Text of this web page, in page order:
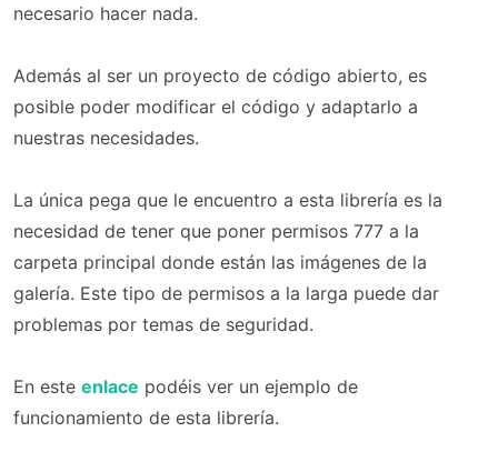
necesario hacer nada.
Además al ser un proyecto de código abierto, es
posible poder modificar el código y adaptarlo a
nuestras necesidades.
La única pega que le encuentro a esta librería es la
necesidad de tener que poner permisos 777 a la
carpeta principal donde están las imágenes de la
galería. Este tipo de permisos a la larga puede dar
problemas por temas de seguridad.
En este enlace podéis ver un ejemplo de
funcionamiento de esta librería.